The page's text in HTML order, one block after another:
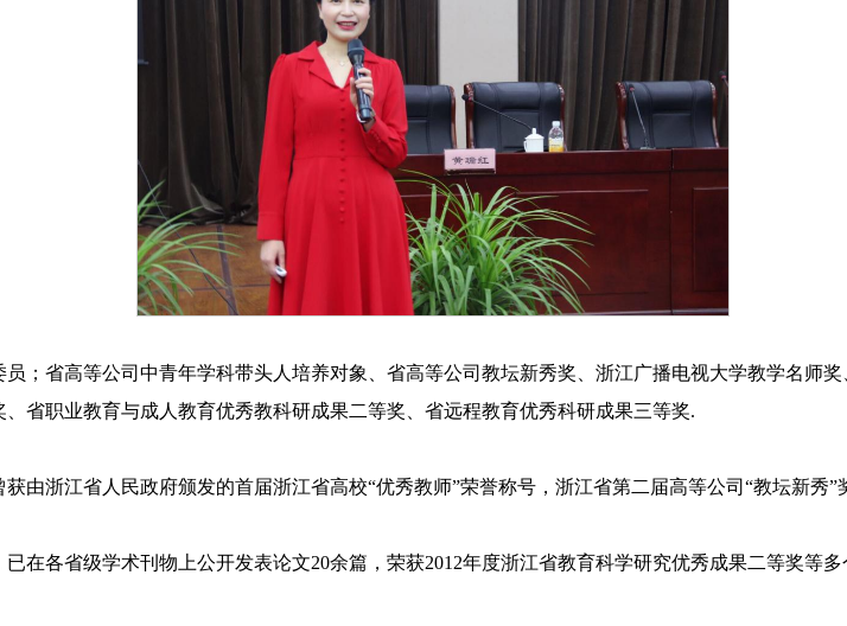
员；省高等公司中青年学科带头人培养对象、省高等公司教坛新秀奖、浙江广播电视大学教学名师
省职业教育与成人教育优秀教科研成果二等奖、省远程教育优秀科研成果三等奖.
由浙江省人民政府颁发的首届浙江省高校“优秀教师”荣誉称号，浙江省第二届高等公司“教坛新秀”
在各省级学术刊物上公开发表论文20余篇，荣获2012年度浙江省教育科学研究优秀成果二等奖等